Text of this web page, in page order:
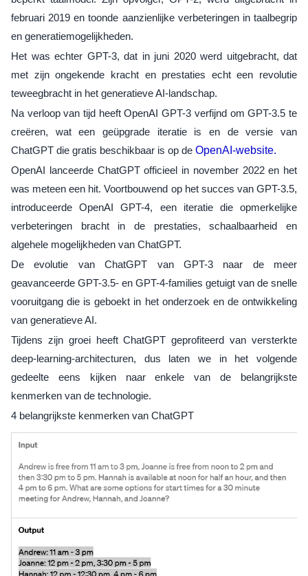
februari 2019 en toonde aanzienlijke verbeteringen in taalbegrip
en generatiemogelijkheden.
Het was echter GPT-3, dat in juni 2020 werd uitgebracht, dat
met zijn ongekende kracht en prestaties echt een revolutie
teweegbracht in het generatieve AI-landschap.
Na verloop van tijd heeft OpenAI GPT-3 verfijnd om GPT-3.5 te
creëren, wat een geüpgrade iteratie is en de versie van
ChatGPT die gratis beschikbaar is op de OpenAI-website.
OpenAI lanceerde ChatGPT officieel in november 2022 en het
was meteen een hit. Voortbouwend op het succes van GPT-3.5,
introduceerde OpenAI GPT-4, een iteratie die opmerkelijke
verbeteringen bracht in de prestaties, schaalbaarheid en
algehele mogelijkheden van ChatGPT.
De evolutie van ChatGPT van GPT-3 naar de meer
geavanceerde GPT-3.5- en GPT-4-families getuigt van de snelle
vooruitgang die is geboekt in het onderzoek en de ontwikkeling
van generatieve AI.
Tijdens zijn groei heeft ChatGPT geprofiteerd van versterkte
deep-learning-architecturen, dus laten we in het volgende
gedeelte eens kijken naar enkele van de belangrijkste
kenmerken van de technologie.
4 belangrijkste kenmerken van ChatGPT